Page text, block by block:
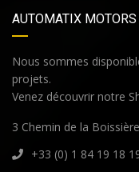
AUTOMATIX MOTORS
Nous sommes
projets.
Venez découvrir notre
3 Chemin de la
+33 (0) 1 84 19 18